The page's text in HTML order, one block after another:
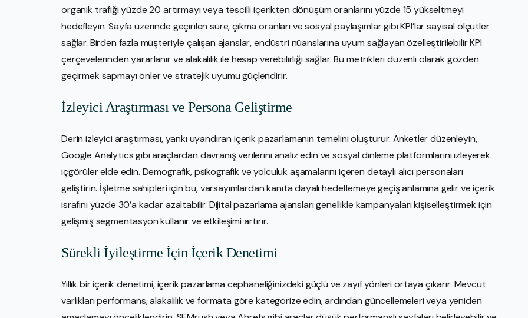
organik trafiği yüzde 20 artırmayı veya tescilli içerikten dönüşüm oranlarını yüzde 15 yükseltmeyi
hedefleyin. Sayfa üzerinde geçirilen süre, çıkma oranları ve sosyal paylaşımlar gibi KPI’lar sayısal ölçütler
sağlar. Birden fazla müşteriyle çalışan ajanslar, endüstri nüanslarına uyum sağlayan özelleştirilebilir KPI
çerçevelerinden yararlanır ve alakalılık ile hesap verebilirliği sağlar. Bu metrikleri düzenli olarak gözden
geçirmek sapmayı önler ve stratejik uyumu güçlendirir.
İzleyici Araştırması ve Persona Geliştirme
Derin izleyici araştırması, yankı uyandıran içerik pazarlamanın temelini oluşturur. Anketler düzenleyin,
Google Analytics gibi araçlardan davranış verilerini analiz edin ve sosyal dinleme platformlarını izleyerek
içgörüler elde edin. Demografik, psikografik ve yolculuk aşamalarını içeren detaylı alıcı personaları
geliştirin. İşletme sahipleri için bu, varsayımlardan kanıta dayalı hedeflemeye geçiş anlamına gelir ve içerik
israfını yüzde 30’a kadar azaltabilir. Dijital pazarlama ajansları genellikle kampanyaları kişiselleştirmek için
gelişmiş segmentasyon kullanır ve etkileşimi artırır.
Sürekli İyileştirme İçin İçerik Denetimi
Yıllık bir içerik denetimi, içerik pazarlama cephaneliğinizdeki güçlü ve zayıf yönleri ortaya çıkarır. Mevcut
varlıkları performans, alakalılık ve formata göre kategorize edin, ardından güncellemeleri veya yeniden